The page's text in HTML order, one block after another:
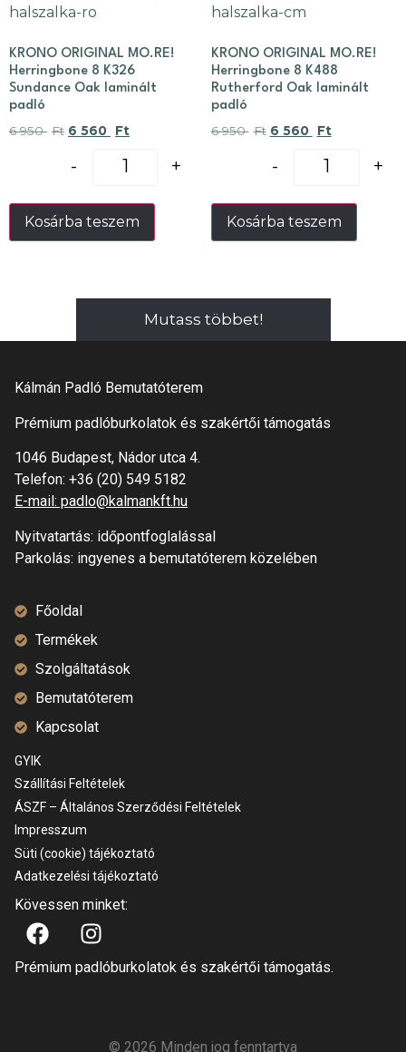
KRONO ORIGINAL MO.RE!
Herringbone 8 K326
Sundance Oak laminált
padló
6 950 Ft 6 560 Ft
- +
Kosárba teszem
KRONO ORIGINAL MO.RE!
Herringbone 8 K488
Rutherford Oak laminált
padló
6 950 Ft 6 560 Ft
- +
Kosárba teszem
Mutass többet!
Kálmán Padló Bemutatóterem
Prémium padlóburkolatok és szakértői támogatás
1046 Budapest, Nádor utca 4.
Telefon: +36 (20) 549 5182
E-mail: padlo@kalmankft.hu
Nyitvatartás: időpontfoglalással
Parkolás: ingyenes a bemutatóterem közelében
Főoldal
Termékek
Szolgáltatások
Bemutatóterem
Kapcsolat
GYIK
Szállítási Feltételek
ÁSZF – Általános Szerződési Feltételek
Impresszum
Süti (cookie) tájékoztató
Adatkezelési tájékoztató
Kövessen minket:
Prémium padlóburkolatok és szakértői támogatás.
© 2026 Minden jog fenntartva